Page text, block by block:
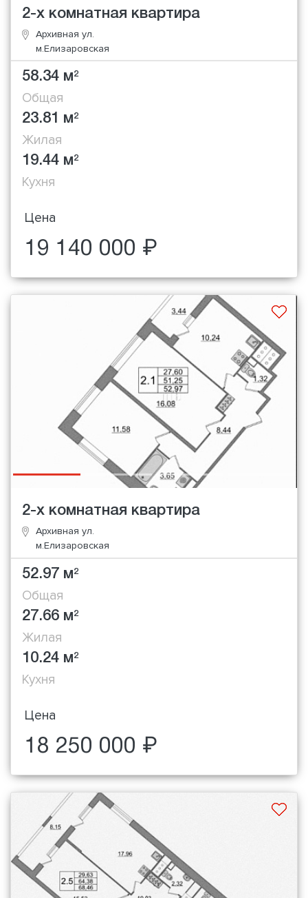
2-х комнатная квартира
Архивная ул.
м.Елизаровская
58.34 м2
Общая
23.81 м2
Жилая
19.44 м2
Кухня
Цена
19 140 000 ₽
2-х комнатная квартира
Архивная ул.
м.Елизаровская
52.97 м2
Общая
27.66 м2
Жилая
10.24 м2
Кухня
Цена
18 250 000 ₽